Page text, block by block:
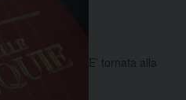
E’ tornata alla